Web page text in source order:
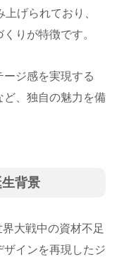
げられており、
りが特徴です。
ジ感を実現する
ど、独自の魅力を備
背景
大戦中の資材不足
インを再現したジ